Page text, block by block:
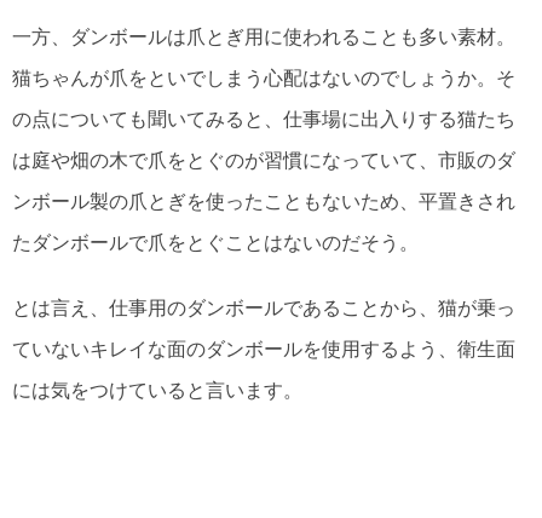
一方、ダンボールは爪とぎ用に使われることも多い素材。
猫ちゃんが爪をといでしまう心配はないのでしょうか。そ
の点についても聞いてみると、仕事場に出入りする猫たち
は庭や畑の木で爪をとぐのが習慣になっていて、市販のダ
ンボール製の爪とぎを使ったこともないため、平置きされ
たダンボールで爪をとぐことはないのだそう。
とは言え、仕事用のダンボールであることから、猫が乗っ
ていないキレイな面のダンボールを使用するよう、衛生面
には気をつけていると言います。